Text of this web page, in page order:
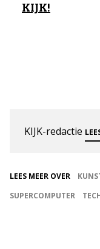
KIJK!
KIJK-redactie
LEES MEER OVER
SUPERCOMPUTER